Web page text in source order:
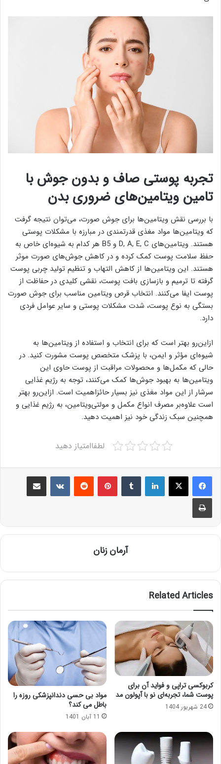
تجربه پوستی صاف و بدون جوش با
تامین ویتامین‌های ضروری بدن
با بررسی نقش ویتامین‌ها برای جوش صورت، می‌توان نتیجه گرفت
که ویتامین‌ها مواد مغذی قدرتمندی در مبارزه با مشکلات پوستی
هستند. ویتامین‌های D, A, E, C و B5 هر کدام به شیوه‌ای خاص به
حفظ سلامت پوست کمک کرده و در کاهش جوش‌های صورت موثر
هستند. این ویتامین‌ها از کاهش التهاب و تنظیم تولید چربی پوست
گرفته تا ترمیم و بازسازی بافت پوست، نقشی کلیدی در حفاظت از
پوست ایفا می‌کنند. انتخاب قرص ویتامین مناسب برای جوش صورت
بستگی به نوع پوست، شدت مشکلات پوستی و سایر عوامل فردی
دارد.
ازاین‌رو بهتر است که برای انتخاب و استفاده از ویتامین‌ها به
شیوه‌ای مؤثر و ایمن، با پزشک متخصص پوست مشورت‌ کنید. در
حالی که مکمل‌ها و محصولات مراقبت از پوست حاوی این
ویتامین‌ها به بهبود جوش‌ها کمک می‌کنند، توجه به رژیم غذایی
سرشار از این مواد مغذی نیز بسیار حائزاهمیت است. ازاین‌رو بهتر
است علاوه‌بر مصرف انواع مکمل و مولتی‌ویتامین، به رژیم غذایی و
همچنین سبک زندگی‌ خود نیز اهمیت دهید.
لطفاامتیاز دهید
LinkedIn
Tumblr
Pinterest
Reddit
VKontakte
Share via Email
Print
آرمان زنان
Related Articles
کربوکسی تراپی و فواید آن برای
پوست شما، تجربه‌ای نو با آپولون مد
24 شهریور 1404
مواد بی حسی دندانپزشکی روزه را
باطل می کند؟
11 آبان 1401